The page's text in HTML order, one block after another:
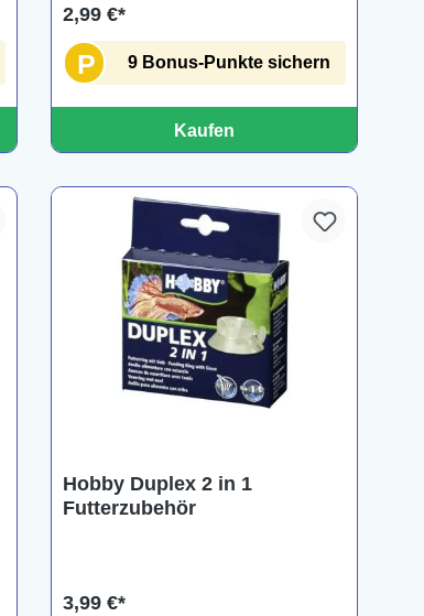
2,99 €*
P 9 Bonus-Punkte sichern
Kaufen
Hobby Duplex 2 in 1
Futterzubehör
3,99 €*